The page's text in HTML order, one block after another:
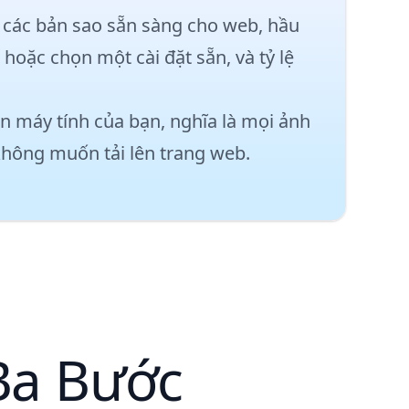
bản sao sẵn sàng cho web, hầu
chọn một cài đặt sẵn, và tỷ lệ
máy tính của bạn, nghĩa là mọi ảnh
muốn tải lên trang web.
Bước